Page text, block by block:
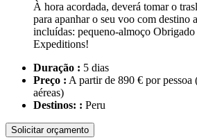
À hora acordada, deverá tomar o
para apanhar o seu voo com destino
incluídas: pequeno-almoço
Expeditions!
Duração : 5 dias
Preço : A partir de 890 € por pessoa
aéreas)
Destinos: : Peru
Solicitar orçamento